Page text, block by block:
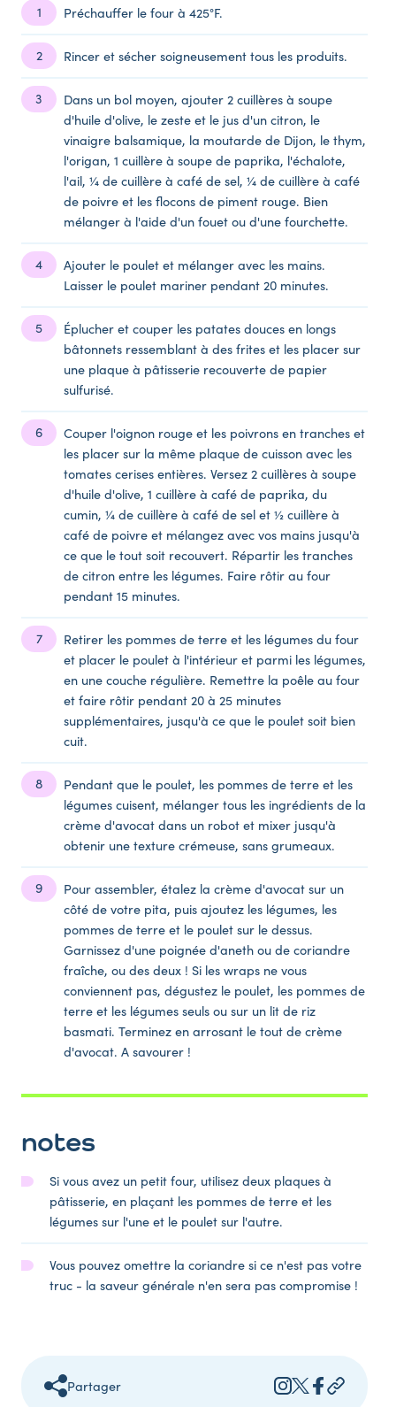
Préchauffer le four à 425°F.
Rincer et sécher soigneusement tous les produits.
Dans un bol moyen, ajouter 2 cuillères à soupe
d'huile d'olive, le zeste et le jus d'un citron, le
vinaigre balsamique, la moutarde de Dijon, le thym,
l'origan, 1 cuillère à soupe de paprika, l'échalote,
l'ail, ¼ de cuillère à café de sel, ¼ de cuillère à café
de poivre et les flocons de piment rouge. Bien
mélanger à l'aide d'un fouet ou d'une fourchette.
Ajouter le poulet et mélanger avec les mains.
Laisser le poulet mariner pendant 20 minutes.
Éplucher et couper les patates douces en longs
bâtonnets ressemblant à des frites et les placer sur
une plaque à pâtisserie recouverte de papier
sulfurisé.
Couper l'oignon rouge et les poivrons en tranches et
les placer sur la même plaque de cuisson avec les
tomates cerises entières. Versez 2 cuillères à soupe
d'huile d'olive, 1 cuillère à café de paprika, du
cumin, ¼ de cuillère à café de sel et ½ cuillère à
café de poivre et mélangez avec vos mains jusqu'à
ce que le tout soit recouvert. Répartir les tranches
de citron entre les légumes. Faire rôtir au four
pendant 15 minutes.
Retirer les pommes de terre et les légumes du four
et placer le poulet à l'intérieur et parmi les légumes,
en une couche régulière. Remettre la poêle au four
et faire rôtir pendant 20 à 25 minutes
supplémentaires, jusqu'à ce que le poulet soit bien
cuit.
Pendant que le poulet, les pommes de terre et les
légumes cuisent, mélanger tous les ingrédients de la
crème d'avocat dans un robot et mixer jusqu'à
obtenir une texture crémeuse, sans grumeaux.
Pour assembler, étalez la crème d'avocat sur un
côté de votre pita, puis ajoutez les légumes, les
pommes de terre et le poulet sur le dessus.
Garnissez d'une poignée d'aneth ou de coriandre
fraîche, ou des deux ! Si les wraps ne vous
conviennent pas, dégustez le poulet, les pommes de
terre et les légumes seuls ou sur un lit de riz
basmati. Terminez en arrosant le tout de crème
d'avocat. A savourer !
notes
Si vous avez un petit four, utilisez deux plaques à
pâtisserie, en plaçant les pommes de terre et les
légumes sur l'une et le poulet sur l'autre.
Vous pouvez omettre la coriandre si ce n'est pas votre
truc - la saveur générale n'en sera pas compromise !
Partager